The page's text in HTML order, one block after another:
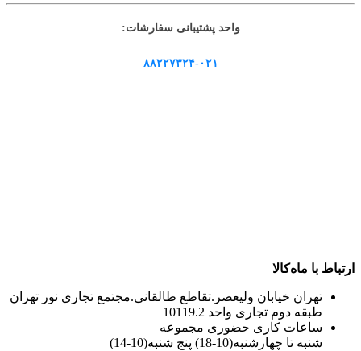
واحد پشتیبانی سفارشات:
۸۸۲۲۷۳۲۴-۰۲۱
ارتباط با ماه‌کالا
تهران خیابان ولیعصر.تقاطع طالقانی.مجتمع تجاری نور تهران
طبقه دوم تجاری واحد 10119.2
ساعات کاری حضوری مجموعه
شنبه تا چهارشنبه(10-18) پنج شنبه(10-14)